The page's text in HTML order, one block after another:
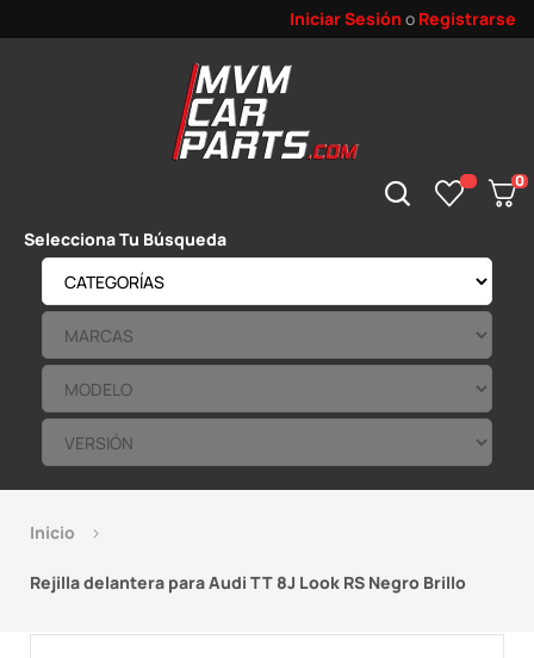
Iniciar Sesión o Registrarse
0
Selecciona Tu Búsqueda
Inicio
Rejilla delantera para Audi TT 8J Look RS Negro Brillo